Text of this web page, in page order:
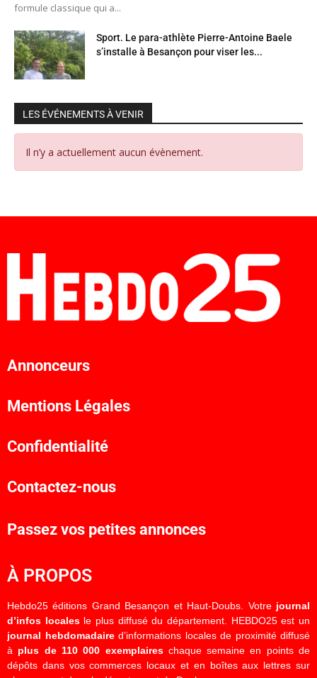
formule classique qui a...
Sport. Le para-athlète Pierre-Antoine Baele
s’installe à Besançon pour viser les...
LES ÉVÉNEMENTS À VENIR
Il n’y a actuellement aucun évènement.
Annonceurs
Mentions Légales
Confidentialité
Contactez-nous
Passez vos petites annonces
À PROPOS
Hebdo25 éditions Grand Besançon et Haut-Doubs. Votre journal
d’infos localesle plus diffusé du département. HEBDO25 est un
journal hebdomadaired’informations locales de proximité diffusé
à plus de 110 000 exemplaireschaque semaine en points de
dépôts dans vos commerces locaux et en boîtes aux lettres sur